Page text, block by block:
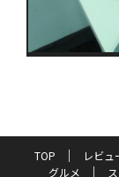
TOP レビュ
グルメ